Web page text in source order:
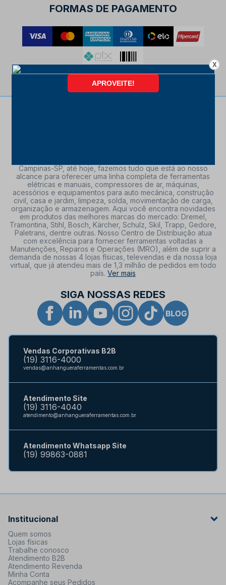
FORMAS DE PAGAMENTO
Campinas-SP, até hoje, fazemos tudo que está ao nosso
alcance para oferecer uma linha completa de ferramentas
elétricas e manuais, compressores de ar, máquinas,
acessórios e equipamentos para auto mecânica, construção
civil, casa e jardim, limpeza, solda, movimentação de carga,
organização e armazenagem. Aqui você encontra novidades
em produtos das melhores marcas do mercado: Dremel,
Tramontina, Stihl, Bosch, Kärcher, Schulz, Skil, Trapp, Gedore,
Paletrans, dentre outras. Nosso Centro de Distribuição atua
com excelência para fornecer ferramentas voltadas a
Manutenções, Reparos e Operações (MRO), além de suprir a
demanda de nossas 4 lojas físicas, televendas e da nossa loja
virtual, que já atendeu mais de 1,3 milhão de pedidos em todo
país. Ver mais
SIGA NOSSAS REDES
Vendas Corporativas B2B
(19) 3116-4000
vendas@anhangueraferramentas.com.br
Atendimento Site
(19) 3116-4040
atendimento@anhangueraferramentas.com.br
Atendimento Whatsapp Site
(19) 99863-0881
Institucional
Quem somos
Lojas físicas
Trabalhe conosco
Atendimento B2B
Atendimento Revenda
Minha Conta
Acompanhe seus Pedidos
X